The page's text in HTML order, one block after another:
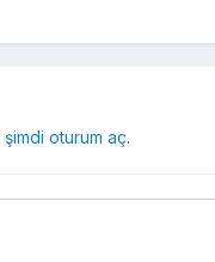
şimdi oturum aç.